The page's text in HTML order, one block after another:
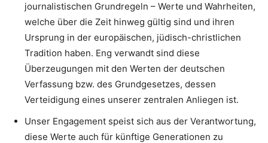
journalistischen Grundregeln – Werte und Wahrheiten,
welche über die Zeit hinweg gültig sind und ihren
Ursprung in der europäischen, jüdisch-christlichen
Tradition haben. Eng verwandt sind diese
Überzeugungen mit den Werten der deutschen
Verfassung bzw. des Grundgesetzes, dessen
Verteidigung eines unserer zentralen Anliegen ist.
Unser Engagement speist sich aus der Verantwortung,
diese Werte auch für künftige Generationen zu